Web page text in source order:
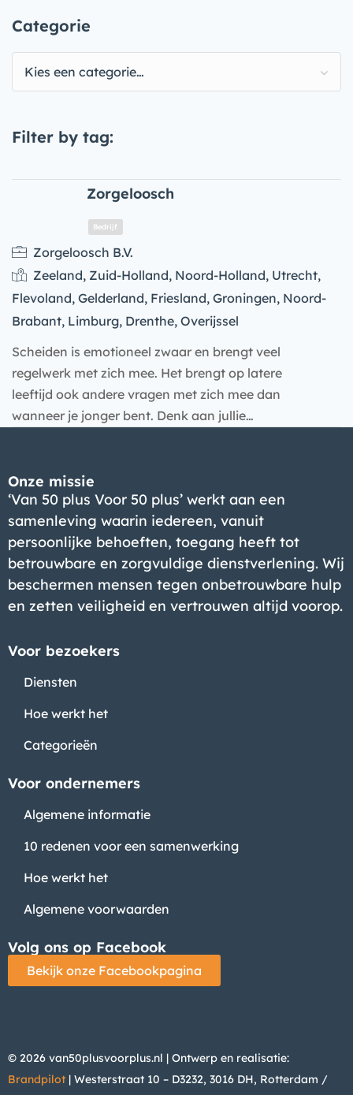
Categorie
Kies een categorie…
Filter by tag:
Zorgeloosch
Zorgeloosch B.V.
Zeeland, Zuid-Holland, Noord-Holland, Utrecht,
Flevoland, Gelderland, Friesland, Groningen, Noord-
Brabant, Limburg, Drenthe, Overijssel
Scheiden is emotioneel zwaar en brengt veel
regelwerk met zich mee. Het brengt op latere
leeftijd ook andere vragen met zich mee dan
wanneer je jonger bent. Denk aan jullie…
Onze missie
‘Van 50 plus Voor 50 plus’ werkt aan een
samenleving waarin iedereen, vanuit
persoonlijke behoeften, toegang heeft tot
betrouwbare en zorgvuldige dienstverlening. Wij
beschermen mensen tegen onbetrouwbare hulp
en zetten veiligheid en vertrouwen altijd voorop.
Voor bezoekers
Diensten
Hoe werkt het
Categorieën
Voor ondernemers
Algemene informatie
10 redenen voor een samenwerking
Hoe werkt het
Algemene voorwaarden
Volg ons op Facebook
Bekijk onze Facebookpagina
© 2026 van50plusvoorplus.nl | Ontwerp en realisatie:
Brandpilot | Westerstraat 10 – D3232, 3016 DH, Rotterdam /